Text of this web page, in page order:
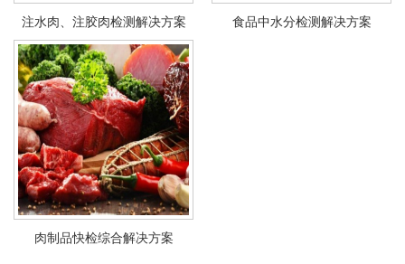
注水肉、注胶肉检测解决方案 食品中水分检测解决方案
肉制品快检综合解决方案